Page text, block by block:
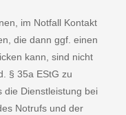
im Notfall Kontakt
die dann ggf. einen
kann, sind nicht
§ 35a EStG zu
die Dienstleistung bei
Notrufs und der